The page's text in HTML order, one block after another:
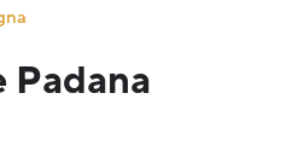
Padana